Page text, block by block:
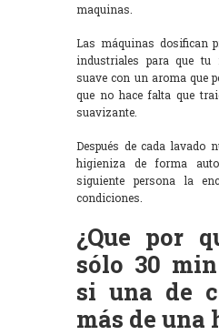
maquinas.
Las máquinas dosifican
industriales para que tu
suave con un aroma que
que no hace falta que
suavizante.
Después de cada lavado
higieniza de forma
siguiente persona la
condiciones.
¿Que por
sólo 30
si una de
más de una